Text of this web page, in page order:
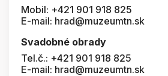
Mobil: +421 901 918 825
E-mail: hrad@muzeumtn.sk
Svadobné obrady
Tel.č.: +421 901 918 825
E-mail: hrad@muzeumtn.sk